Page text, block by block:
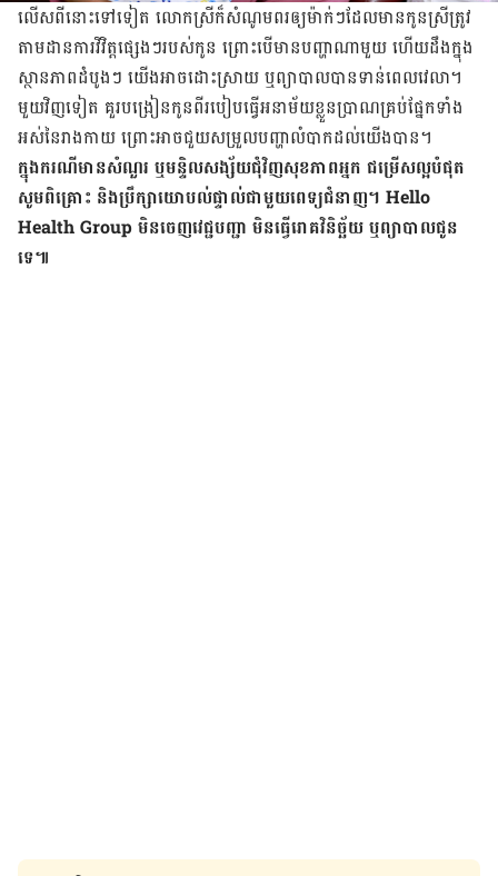
លើស​ពី​នោះ​ទៅ​ទៀត លោកស្រី​ក៏​សំណូមពរ​ឲ្យ​ម៉ាក់​ៗ​ដែល​មាន​កូន​ស្រី​ត្រូវ​
តាមដាន​ការ​វិវិត្ត​ផ្សេង​ៗ​របស់​កូន ព្រោះ​បើ​មាន​បញ្ហា​ណា​មួយ ហើយ​ដឹង​ក្នុង​
ស្ថានភាព​ដំបូង​ៗ យើង​អាច​ដោះស្រាយ ឬ​ព្យាបាល​បាន​ទាន់​ពេល​វេលា។
មួយ​វិញ​ទៀត គួរ​បង្រៀន​កូន​ពី​របៀប​ធ្វើ​អនាម័យ​ខ្លួនប្រាណ​គ្រប់​ផ្នែក​ទាំង
អស់​នៃ​រាងកាយ ព្រោះ​អាច​ជួយ​សម្រួល​បញ្ហា​លំបាក​ដល់​យើង​បាន។
ក្នុង​ករណី​មាន​សំណួរ ឬ​មន្ទិលសង្ស័យ​ជុំវិញ​សុខភាព​អ្នក ជម្រើស​ល្អ​បំផុត
សូម​ពិគ្រោះ និង​ប្រឹក្សា​យោបល់​ផ្ទាល់​ជាមួយ​ពេទ្យ​ជំនាញ។ Hello
Health Group មិន​ចេញ​វេជ្ជបញ្ជា មិន​ធ្វើ​រោគវិនិច្ឆ័យ ឬ​ព្យាបាល​ជូន​
ទេ៕